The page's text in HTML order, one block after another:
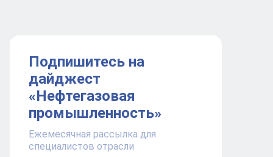
Подпишитесь на
дайджест
«Нефтегазовая
промышленность»
Ежемесячная рассылка для
специалистов отрасли